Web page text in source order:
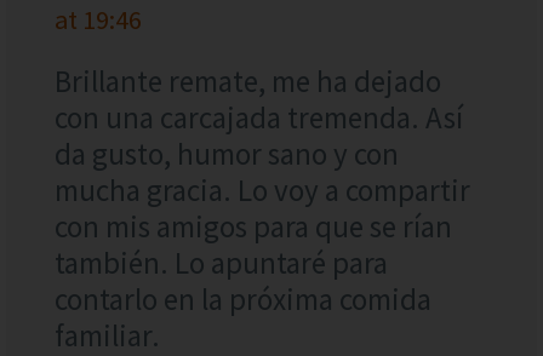
at 19:46
Brillante remate, me ha dejado
con una carcajada tremenda. Así
da gusto, humor sano y con
mucha gracia. Lo voy a compartir
con mis amigos para que se rían
también. Lo apuntaré para
contarlo en la próxima comida
familiar.